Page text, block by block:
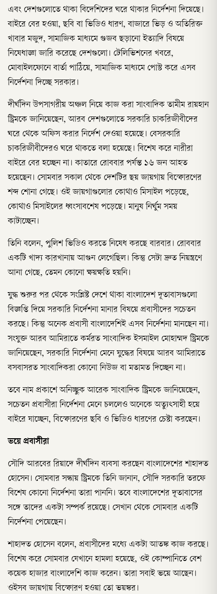
এবং দেশগুলোতে থাকা বিদেশিদের ঘরে থাকার নির্দেশনা দিয়েছে।
বাইরে বের হওয়া, ছবি বা ভিডিও ধারণ, বাজারে ভিড় ও অতিরিক্ত
খাবার মজুদ, সামাজিক মাধ্যমে গুজব ছড়ানো ইত্যাদি বিষয়ে
নিষেধাজ্ঞা জারি করেছে দেশগুলো। টেলিভিশনের খবরে,
মোবাইলফোনে বার্তা পাঠিয়ে, সামাজিক মাধ্যমে পোস্ট করে এসব
নির্দেশনা দিচ্ছে সরকার।
দীর্ঘদিন উপসাগরীয় অঞ্চল নিয়ে কাজ করা সাংবাদিক তামীম রায়হান
স্ট্রিমকে জানিয়েছেন, আরব দেশগুলোতে সরকারি চাকরিজীবীদের
ঘরে থেকে অফিস করার নির্দেশ দেওয়া হয়েছে। বেসরকারি
চাকরিজীবীদেরও ঘরে থাকতে বলা হয়েছে। বিশেষ করে নারীরা
বাইরে বের হচ্ছেন না। কাতারে রোববার পর্যন্ত ১৬ জন আহত
হয়েছেন। সোমবার সকাল থেকে দেশটির ছয় জায়গায় বিস্ফোরণের
শব্দ শোনা গেছে। ওই জায়গাগুলোর কোথাও মিসাইল পড়েছে,
কোথাও মিসাইলের ধ্বংসাবশেষ পড়েছে। মানুষ নির্ঘুম সময়
কাটাচ্ছেন।
তিনি বলেন, পুলিশ ভিডিও করতে নিষেধ করছে বারবার। রোববার
একটি খাদ্য কারখানায় আগুন লেগেছিল। কিন্তু সেটা দ্রুত নিয়ন্ত্রণে
আনা গেছে, তেমন কোনো ক্ষয়ক্ষতি হয়নি।
যুদ্ধ শুরুর পর থেকে সংশ্লিষ্ট দেশে থাকা বাংলাদেশ দূতাবাসগুলো
বিজ্ঞপ্তি দিয়ে সরকারি নির্দেশনা মানার বিষয়ে প্রবাসীদের সচেতন
করছে। কিন্তু অনেক প্রবাসী বাংলাদেশিই এসব নির্দেশনা মানছেন না।
সংযুক্ত আরব আমিরাতে কর্মরত সাংবাদিক ইসমাইল মোহাম্মদ স্ট্রিমকে
জানিয়েছেন, সরকারি নির্দেশনা মেনে যুদ্ধের বিষয়ে আরব আমিরাতে
বসবাসরত সাংবাদিকরা কোনো নিউজ বা মতামত দিচ্ছেন না।
তবে নাম প্রকাশে অনিচ্ছুক আরেক সাংবাদিক স্ট্রিমকে জানিয়েছেন,
সচেতন প্রবাসীরা নির্দেশনা মেনে চললেও অনেকে অত্যুৎসাহী হয়ে
বাইরে যাচ্ছেন, বিস্ফোরণের ছবি ও ভিডিও ধারণের চেষ্টা করছেন।
ভয়ে প্রবাসীরা
সৌদি আরবের রিয়াদে দীর্ঘদিন ব্যবসা করছেন বাংলাদেশের শাহাদত
হোসেন। সোমবার সন্ধায় স্ট্রিমকে তিনি জানান, সৌদি সরকারি তরফে
বিশেষ কোনো নির্দেশনা তারা পাননি। তবে বাংলাদেশের দূতাবাসের
সঙ্গে তাদের একটা সম্পর্ক রয়েছে। সেখান থেকে সোমবার একটি
নির্দেশনা পেয়েছেন।
শাহাদত হোসেন বলেন, প্রবাসীদের মধ্যে একটা আতঙ্ক কাজ করছে।
বিশেষ করে সোমবার যেখানে হামলা হয়েছে, ওই কোম্পানিতে বেশ
কয়েক হাজার বাংলাদেশি কাজ করেন। তারা সবাই ভয়ে আছেন।
ওইসব জায়গায় বিস্ফোরণ হওয়া তো ভয়ঙ্কর।